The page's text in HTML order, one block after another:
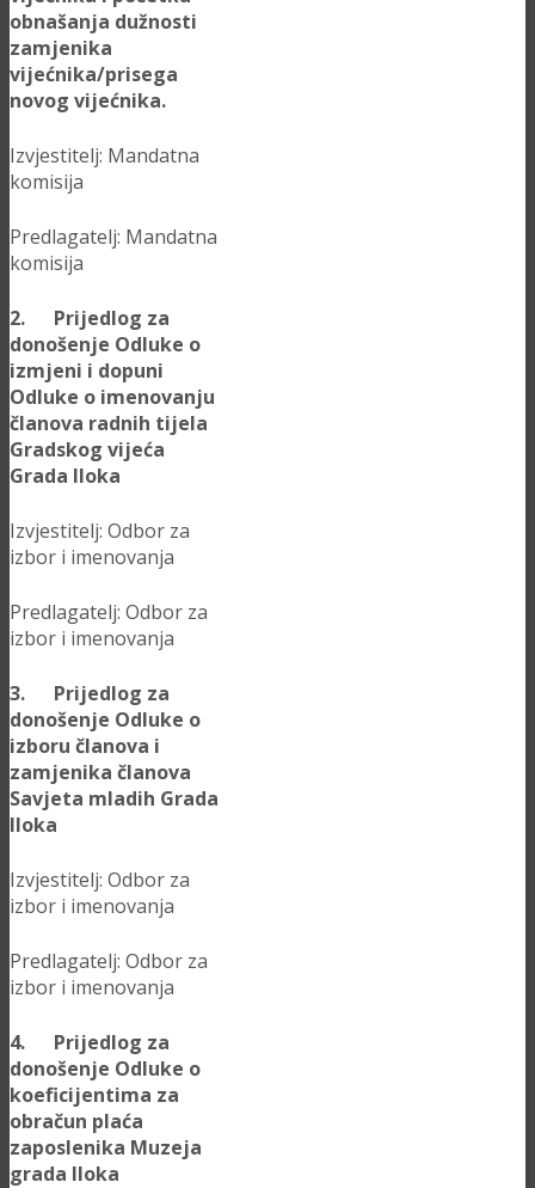
obnašanja dužnosti
zamjenika
vijećnika/prisega
novog vijećnika.
Izvjestitelj: Mandatna
komisija
Predlagatelj: Mandatna
komisija
2. Prijedlog za
donošenje Odluke o
izmjeni i dopuni
Odluke o imenovanju
članova radnih tijela
Gradskog vijeća
Grada Iloka
Izvjestitelj: Odbor za
izbor i imenovanja
Predlagatelj: Odbor za
izbor i imenovanja
3. Prijedlog za
donošenje Odluke o
izboru članova i
zamjenika članova
Savjeta mladih Grada
Iloka
Izvjestitelj: Odbor za
izbor i imenovanja
Predlagatelj: Odbor za
izbor i imenovanja
4. Prijedlog za
donošenje Odluke o
koeficijentima za
obračun plaća
zaposlenika Muzeja
grada Iloka